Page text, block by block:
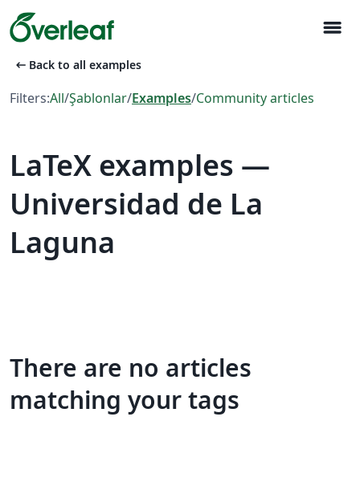
menu
arrow_left_alt Back to all examples
Filters:All/Şablonlar/Examples/Community articles
LaTeX examples —
Universidad de La
Laguna
There are no articles
matching your tags